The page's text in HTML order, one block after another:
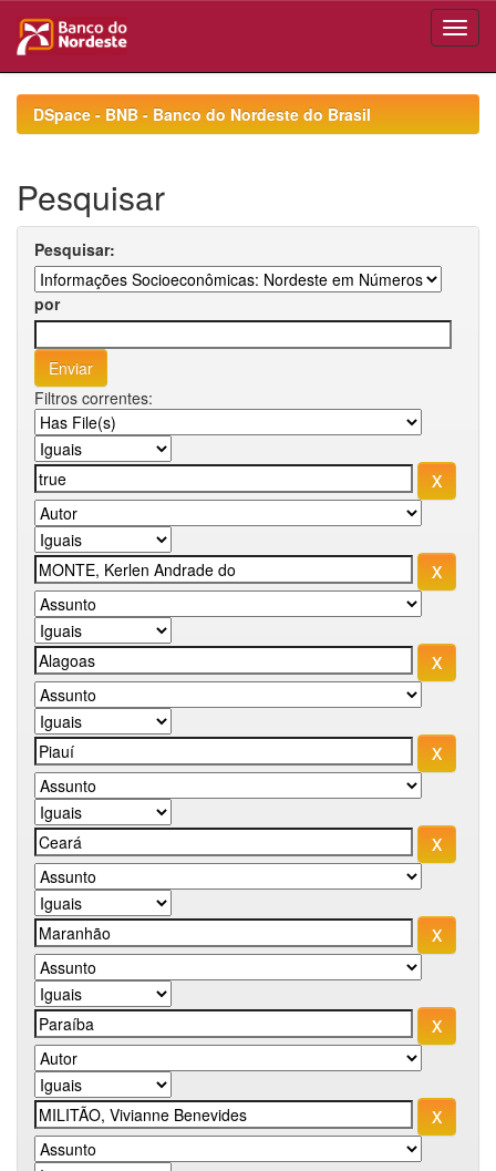
navigationDSpace - BNB - Banco do Nordeste do Brasil
Pesquisar
Pesquisar:
por
Filtros correntes: